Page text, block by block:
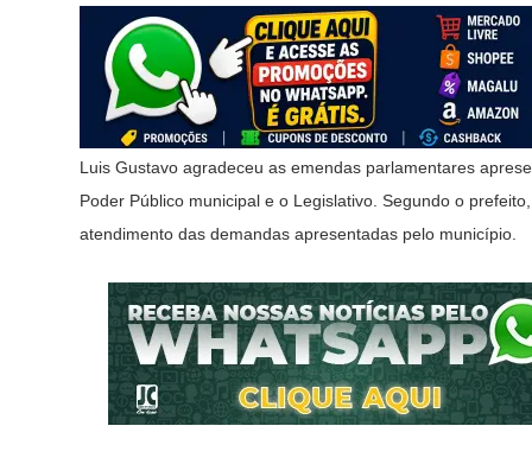
Luis Gustavo agradeceu as emendas parlamentares
Poder Público municipal e o Legislativo. Segundo o
atendimento das demandas apresentadas pelo município.